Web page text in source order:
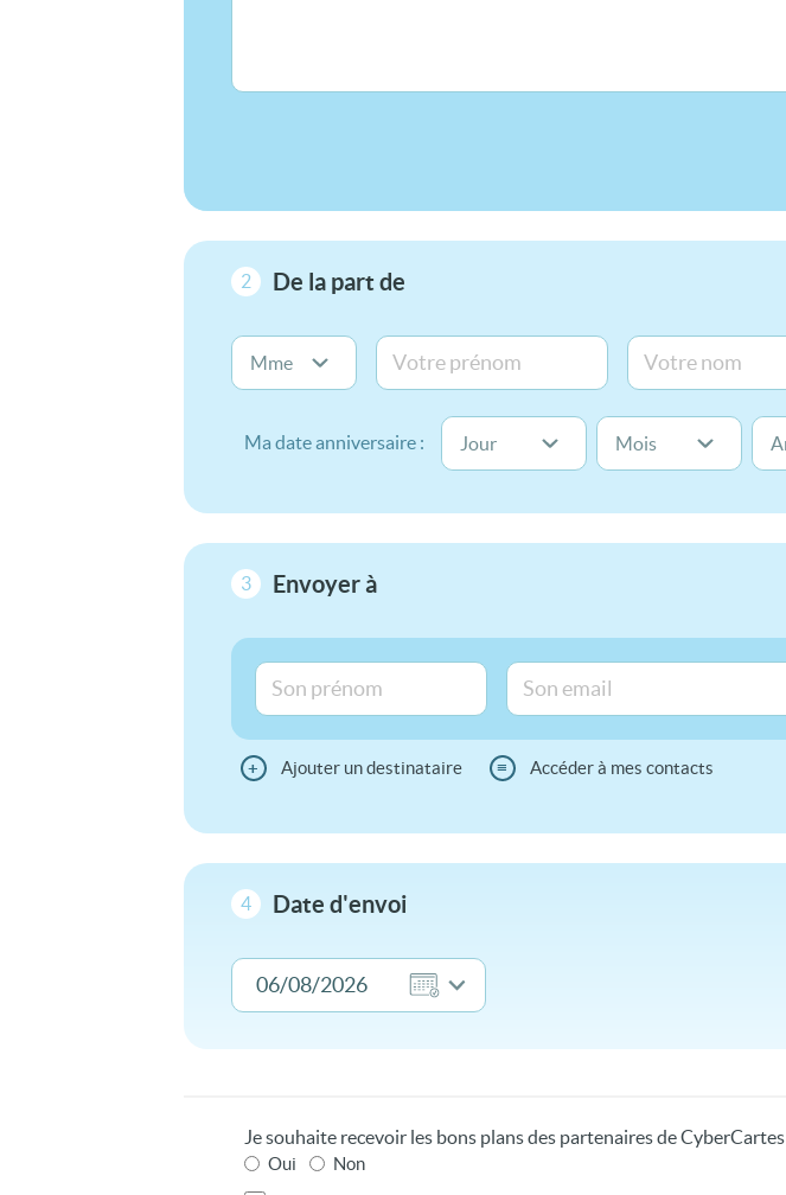
2 De la part de
Ma date anniversaire :
3 Envoyer à
+ Ajouter un destinataire ≡ Accéder à mes contacts
4 Date d'envoi
Je souhaite recevoir les bons plans des partenaires de CyberCartes
Oui Non